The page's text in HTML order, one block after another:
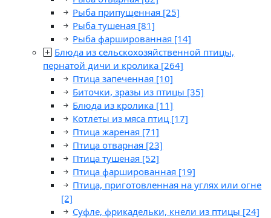
Рыба припущенная [25]
Рыба тушеная [81]
Рыба фаршированная [14]
Блюда из сельскохозяйственной птицы,
пернатой дичи и кролика [264]
Птица запеченная [10]
Биточки, зразы из птицы [35]
Блюда из кролика [11]
Котлеты из мяса птиц [17]
Птица жареная [71]
Птица отварная [23]
Птица тушеная [52]
Птица фаршированная [19]
Птица, приготовленная на углях или огне
[2]
Суфле, фрикадельки, кнели из птицы [24]